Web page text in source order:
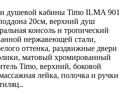
душевой кабины Timo ILMA 901
20см, верхний душ
консоль и тропический
нержавеющей стали,
оттенка, раздвижные двери
матовый хромированный
Timo, верхний, боковой
лейка, полочка и ручки